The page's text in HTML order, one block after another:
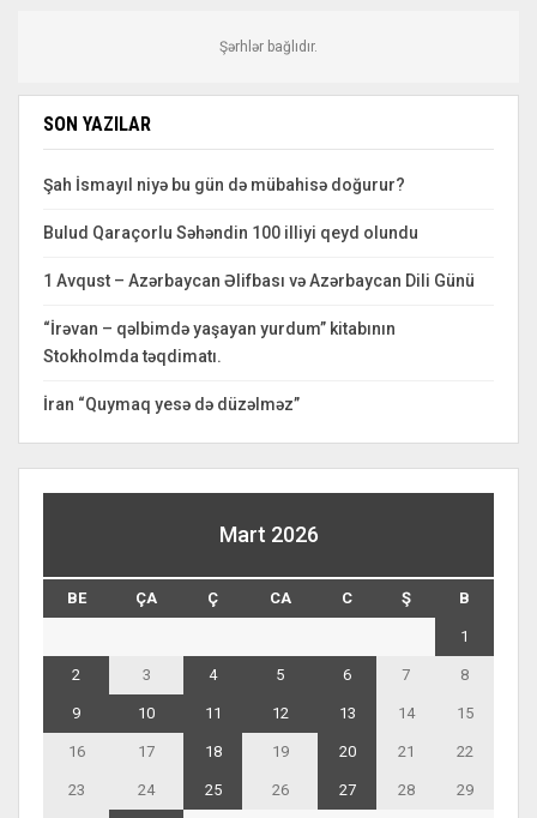
Şərhlər bağlıdır.
SON YAZILAR
Şah İsmayıl niyə bu gün də mübahisə doğurur?
Bulud Qaraçorlu Səhəndin 100 illiyi qeyd olundu
1 Avqust – Azərbaycan Əlifbası və Azərbaycan Dili Günü
“İrəvan – qəlbimdə yaşayan yurdum” kitabının
Stokholmda təqdimatı.
İran “Quymaq yesə də düzəlməz”
Mart 2026
BE ÇA Ç CA C Ş B
1
2 3 4 5 6 7 8
9 10 11 12 13 14 15
16 17 18 19 20 21 22
23 24 25 26 27 28 29